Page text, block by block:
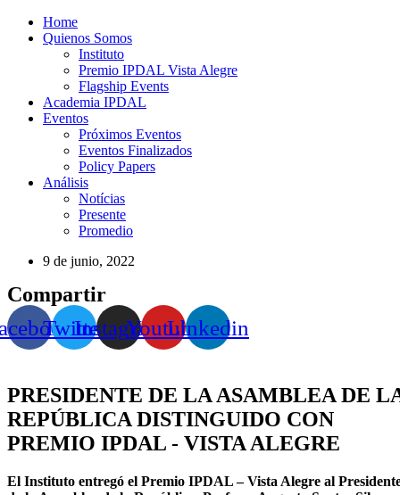
Home
Quienos Somos
Instituto
Premio IPDAL Vista Alegre
Flagship Events
Academia IPDAL
Eventos
Próximos Eventos
Eventos Finalizados
Policy Papers
Análisis
Notícias
Presente
Promedio
9 de junio, 2022
Compartir
TwitterInstagramYoutubeLinkedin
PRESIDENTE DE LA ASAMBLEA DE
REPÚBLICA DISTINGUIDO CON
PREMIO IPDAL - VISTA ALEGRE
El Instituto entregó el Premio IPDAL – Vista Alegre al